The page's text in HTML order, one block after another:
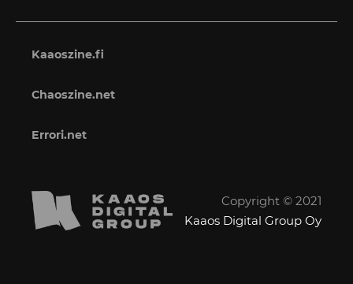
Kaaoszine.fi
Chaoszine.net
Errori.net
Copyright © 2021
Kaaos Digital Group Oy